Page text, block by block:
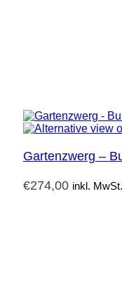
Gartenzwerg –
€274,00 inkl. MwSt.